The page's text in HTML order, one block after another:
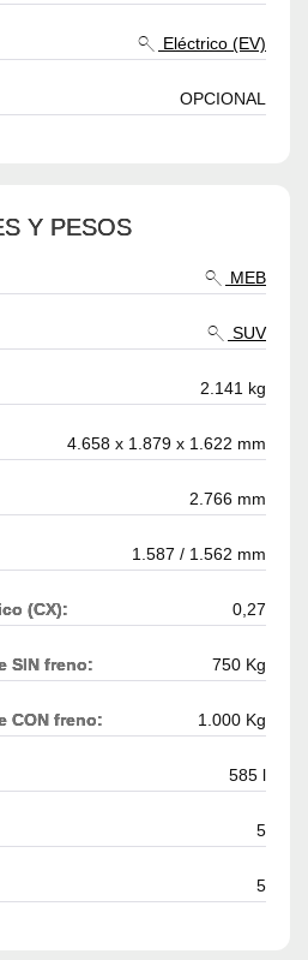
Eléctrico (EV)
OPCIONAL
Y PESOS
MEB
SUV
2.141 kg
4.658 x 1.879 x 1.622 mm
2.766 mm
1.587 / 1.562 mm
(CX): 0,27
SIN freno: 750 Kg
CON freno: 1.000 Kg
585 l
5
5